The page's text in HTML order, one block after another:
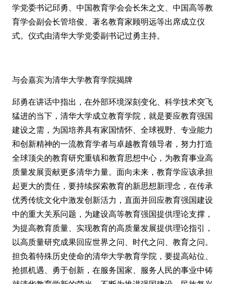
学党委书记邱勇、中国教育学会会长朱之文、中国高等教
育学会副会长管培俊、著名教育家顾明远等出席成立仪
式。仪式由清华大学党委副书记过勇主持。
与会嘉宾为清华大学教育学院揭牌
邱勇在讲话中指出，在外部环境深刻变化、科学技术突飞
猛进的当下，清华大学成立教育学院，就是要应教育强国
建设之需，为国培养具有家国情怀、全球视野、专业能力
和创新精神的一流教育学者与卓越教育领导者，努力打造
全球顶尖的教育研究重镇和教育思想中心，为教育事业高
质量发展贡献更多清华力量。面向未来，教育学应该承担
起更大的责任，要持续探索教育的新思想新理念，在传承
优秀传统文化中激发创新活力，直面并回应教育强国建设
中的重大关系问题，为建设高等教育强国提供理论支撑，
为提高教育质量、实现教育的高质量发展提供理论指引，
以高质量研究成果回应世界之问、时代之问、教育之问。
担负着特殊历史使命的清华大学教育学院，要提高站位、
抢抓机遇、勇于创新，在服务国家、服务人民的事业中铸